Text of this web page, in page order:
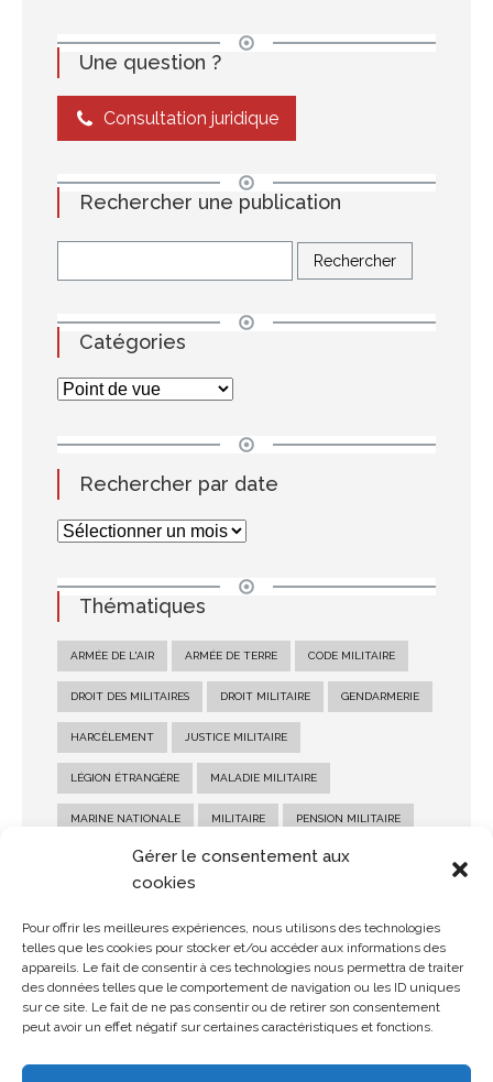
Gérer le consentement aux
cookies
Pour offrir les meilleures expériences, nous utilisons des technologies
telles que les cookies pour stocker et/ou accéder aux informations des
appareils. Le fait de consentir à ces technologies nous permettra de traiter
des données telles que le comportement de navigation ou les ID uniques
sur ce site. Le fait de ne pas consentir ou de retirer son consentement
peut avoir un effet négatif sur certaines caractéristiques et fonctions.
Une question ?
Consultation juridique
Rechercher une publication
Catégories
Rechercher par date
Thématiques
ARMÉE DE L'AIR ARMÉE DE TERRE CODE MILITAIRE
DROIT DES MILITAIRES DROIT MILITAIRE GENDARMERIE
HARCÈLEMENT JUSTICE MILITAIRE
LÉGION ÉTRANGÈRE MALADIE MILITAIRE
MARINE NATIONALE MILITAIRE PENSION MILITAIRE
PENSION MILITAIRE D'INVALIDITÉ RECOURS MILITAIRE
SANCTION MILITAIRE SOLDE MILITAIRE
STATUT MILITAIRE